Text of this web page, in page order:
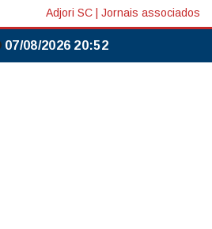
Adjori SC Jornais associados
07/08/2026 20:52